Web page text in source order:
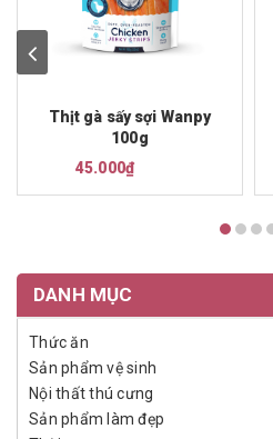
Thịt gà sấy sợi Wanpy
100g
45.000₫
DANH MỤC
Thức ăn
Sản phẩm vệ sinh
Nội thất thú cưng
Sản phẩm làm đẹp